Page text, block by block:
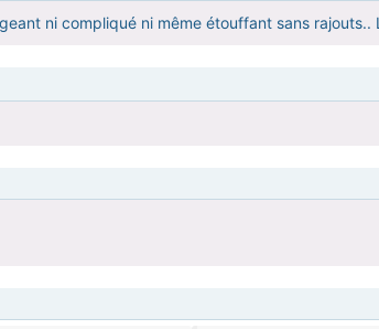
ni compliqué ni même étouffant sans rajouts..